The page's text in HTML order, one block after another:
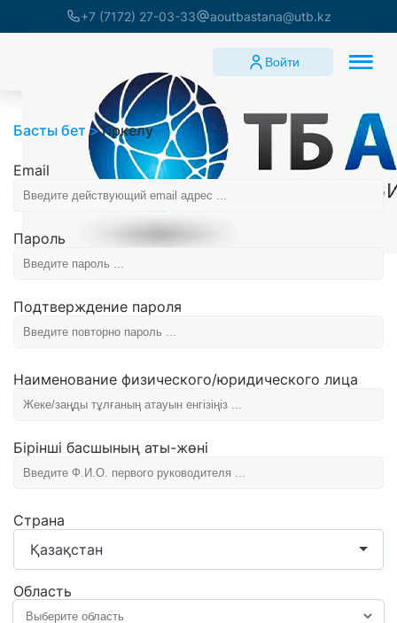
+7 (7172) 27-03-33 aoutbastana@utb.kz
Войти
Басты бет Тіркелу
Email
Пароль
Подтверждение пароля
Наименование физического/юридического лица
Бірінші басшының аты-жөні
Страна
Қазақстан
Область